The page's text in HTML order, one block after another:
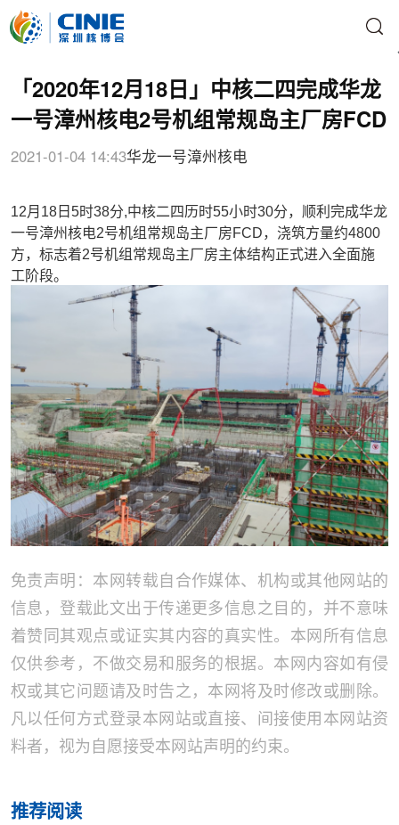
「2020年12月18日」中核二四完成华龙
一号漳州核电2号机组常规岛主厂房FCD
2021-01-04 14:43华龙一号漳州核电
12月18日5时38分,中核二四历时55小时30分，顺利完成华龙
一号漳州核电2号机组常规岛主厂房FCD，浇筑方量约4800
方，标志着2号机组常规岛主厂房主体结构正式进入全面施
工阶段。
免责声明：本网转载自合作媒体、机构或其他网站的
信息，登载此文出于传递更多信息之目的，并不意味
着赞同其观点或证实其内容的真实性。本网所有信息
仅供参考，不做交易和服务的根据。本网内容如有侵
权或其它问题请及时告之，本网将及时修改或删除。
凡以任何方式登录本网站或直接、间接使用本网站资
料者，视为自愿接受本网站声明的约束。
推荐阅读